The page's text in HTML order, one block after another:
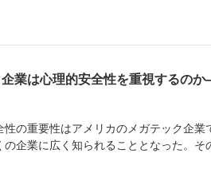
業は心理的安全性を重視するの
の重要性はアメリカのメガテック企業
の企業に広く知られることとなった。そ